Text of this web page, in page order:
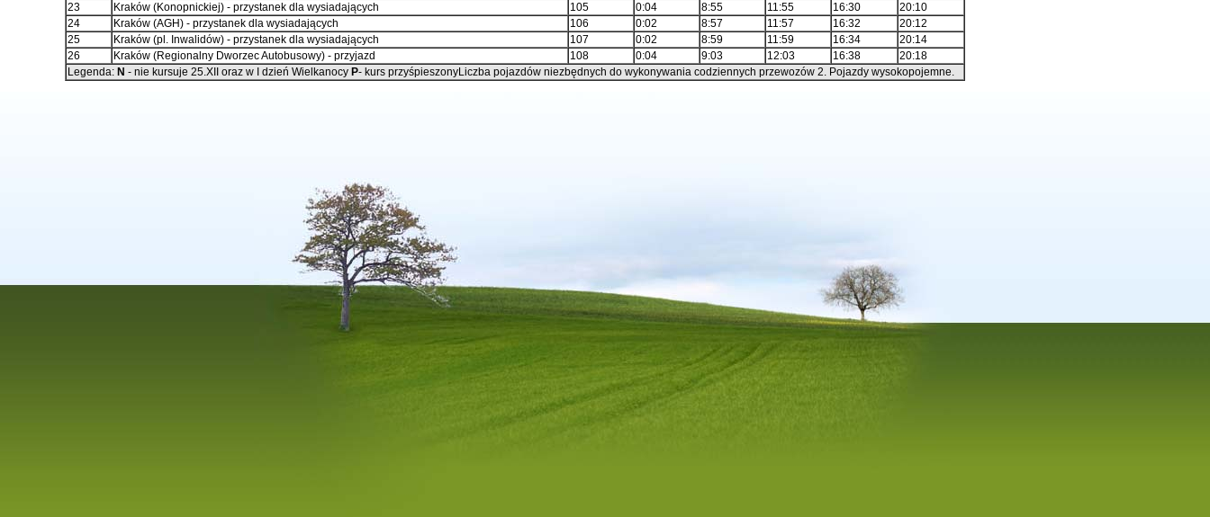
23
Kraków (Konopnickiej) - przystanek dla wysiadających 105 0:04 8:55 11:55 16:30
20:10
24
Kraków (AGH) - przystanek dla wysiadających 106 0:02 8:57 11:57 16:32
20:12
25
Kraków (pl. Inwalidów) - przystanek dla wysiadających 107 0:02 8:59 11:59 16:34
20:14
26
Kraków (Regionalny Dworzec Autobusowy) - przyjazd 108 0:04 9:03 12:03 16:38
20:18
Legenda: N - nie kursuje 25.XII oraz w I dzień Wielkanocy P- kurs przyśpieszonyLiczba pojazdów niezbędnych do wykonywania codziennych przewozów 2. Pojazdy wysokopojemne.